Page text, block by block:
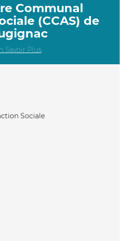
Communal
(CCAS) de
Savoir Plus
Sociale